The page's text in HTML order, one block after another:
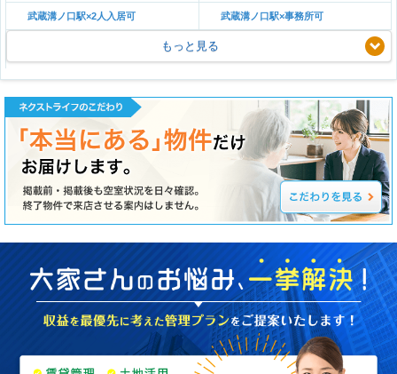
武蔵溝ノ口駅×2人入居可 武蔵溝ノ口駅×事務所可
もっと見る